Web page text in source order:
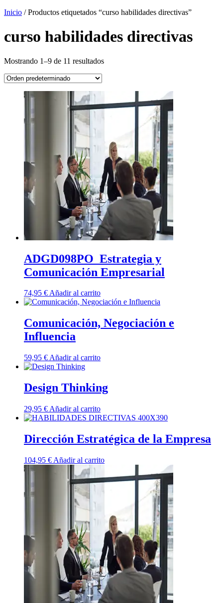
Inicio / Productos etiquetados “curso habilidades directivas”
curso habilidades directivas
Mostrando 1–9 de 11 resultados
ADGD098PO_Estrategia y
Comunicación Empresarial
74,95 €Añadir al carrito
Comunicación, Negociación e
Influencia
59,95 € Añadir al carrito
Design Thinking
29,95 € Añadir al carrito
Dirección Estratégica de la Empresa
104,95 € Añadir al carrito